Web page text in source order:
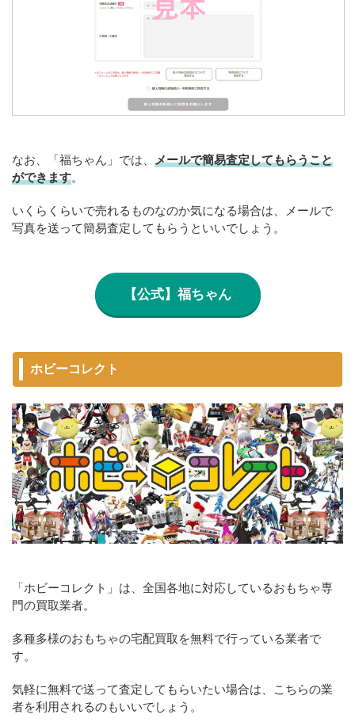
なお、「福ちゃん」では、 メールで簡易査定してもらうこと
ができます。
いくらくらいで売れるものなのか気になる場合は、メールで
写真を送って簡易査定してもらうといいでしょう。
【公式】福ちゃん
ホビーコレクト
「ホビーコレクト」は、全国各地に対応しているおもちゃ専
門の買取業者。
多種多様のおもちゃの宅配買取を無料で行っている業者で
す。
気軽に無料で送って査定してもらいたい場合は、こちらの業
者を利用されるのもいいでしょう。